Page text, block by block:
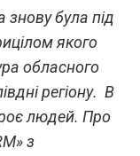
знову була під
якого
обласного
регіону. В
людей. Про
з